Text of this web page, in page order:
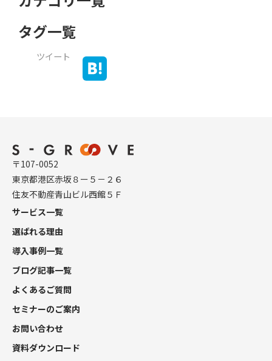
タグ一覧
ツイート
〒107-0052
東京都港区赤坂８ー５－２６
住友不動産青山ビル西館５Ｆ
サービス一覧
選ばれる理由
導入事例一覧
ブログ記事一覧
よくあるご質問
セミナーのご案内
お問い合わせ
資料ダウンロード